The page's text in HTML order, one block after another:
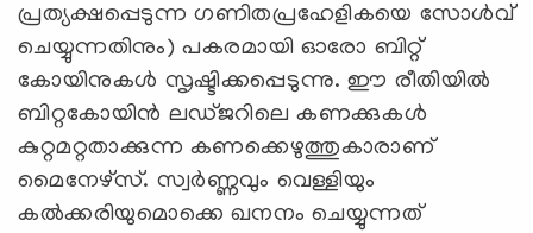
പ്രത്യക്ഷപ്പെടുന്ന ഗണിതപ്രഹേളികയെ സോള്‍വ്
ചെയ്യുന്നതിനും) പകരമായി ഓരോ ബിറ്റ്
കോയിനുകള്‍ സൃഷ്ടിക്കപ്പെടുന്നു. ഈ രീതിയില്‍
ബിറ്റകോയിന്‍ ലഡ്ജറിലെ കണക്കുകള്‍
കുറ്റമറ്റതാക്കുന്ന കണക്കെഴുത്തുകാരാണ്
മൈനേഴ്സ്. സ്വർണ്ണവും വെള്ളിയും
കൽക്കരിയുമൊക്കെ ഖനനം ചെയ്യുന്നത്